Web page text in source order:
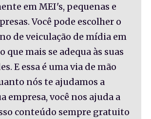
em MEI's, pequenas e
Você pode escolher o
de veiculação de mídia em
que mais se adequa às suas
E essa é uma via de mão
nós te ajudamos a
empresa, você nos ajuda a
conteúdo sempre gratuito